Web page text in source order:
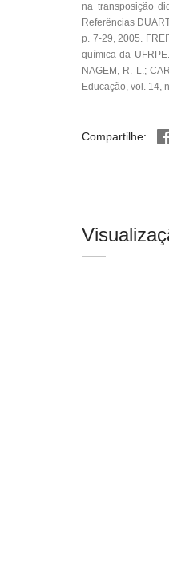
na transposição
Referências
p. 7-29, 2005.
química da
NAGEM, R. L.;
Educação, vol. 14,
Compartilhe: